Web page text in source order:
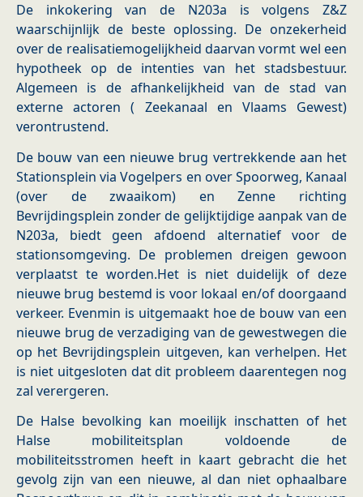
De inkokering van de N203a is volgens Z&Z
waarschijnlijk de beste oplossing. De onzekerheid
over de realisatiemogelijkheid daarvan vormt wel een
hypotheek op de intenties van het stadsbestuur.
Algemeen is de afhankelijkheid van de stad van
externe actoren ( Zeekanaal en Vlaams Gewest)
verontrustend.
De bouw van een nieuwe brug vertrekkende aan het
Stationsplein via Vogelpers en over Spoorweg, Kanaal
(over de zwaaikom) en Zenne richting
Bevrijdingsplein zonder de gelijktijdige aanpak van de
N203a, biedt geen afdoend alternatief voor de
stationsomgeving. De problemen dreigen gewoon
verplaatst te worden.Het is niet duidelijk of deze
nieuwe brug bestemd is voor lokaal en/of doorgaand
verkeer. Evenmin is uitgemaakt hoe de bouw van een
nieuwe brug de verzadiging van de gewestwegen die
op het Bevrijdingsplein uitgeven, kan verhelpen. Het
is niet uitgesloten dat dit probleem daarentegen nog
zal verergeren.
De Halse bevolking kan moeilijk inschatten of het
Halse mobiliteitsplan voldoende de
mobiliteitsstromen heeft in kaart gebracht die het
gevolg zijn van een nieuwe, al dan niet ophaalbare